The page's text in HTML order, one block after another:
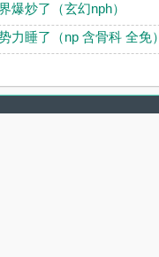
爆炒了（玄幻nph）
力睡了（np 含骨科 全免）